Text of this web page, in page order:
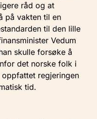
råd og at
på vakten til en
til den lille
Vedum
skulle forsøke å
det norske folk i
regjeringen
tid.